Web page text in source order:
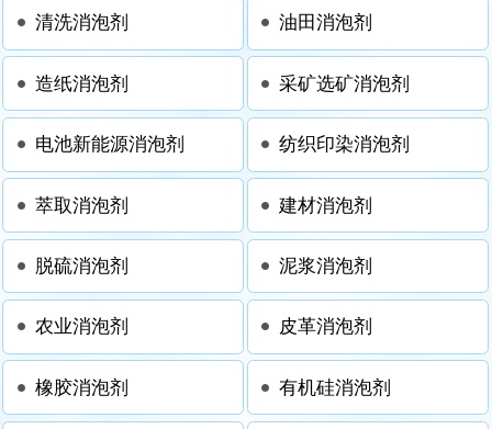
清洗消泡剂 油田消泡剂
造纸消泡剂 采矿选矿消泡剂
电池新能源消泡剂 纺织印染消泡剂
萃取消泡剂 建材消泡剂
脱硫消泡剂 泥浆消泡剂
农业消泡剂 皮革消泡剂
橡胶消泡剂 有机硅消泡剂